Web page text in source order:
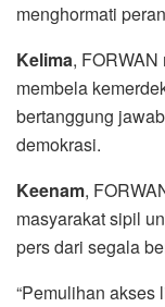
menghormati
Kelima,
membela
bertanggung
demokrasi.
Keenam,
masyarakat sipil
pers dari segala
“Pemulihan